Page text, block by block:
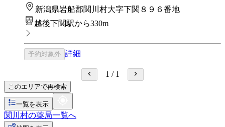
新潟県岩船郡関川村大字下関８９６番地
越後下関駅から330m
予約対象外 詳細
1 / 1
このエリアで再検索
一覧を表示
関川村の薬局一覧へ